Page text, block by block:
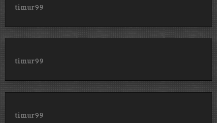
timur99
timur99
timur99